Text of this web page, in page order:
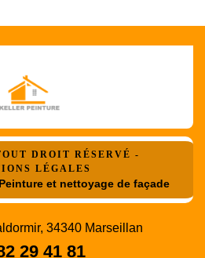
DROIT RÉSERVÉ -
LÉGALES
et nettoyage de façade
34340 Marseillan
29 41 81